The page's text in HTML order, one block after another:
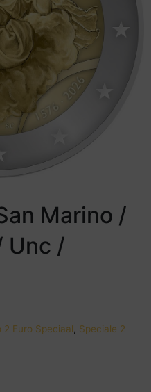
Marino /
Unc /
2 Euro Speciaal
Speciale 2